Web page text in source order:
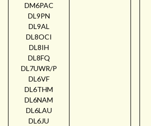
DM6PAC
DL9PN
DL9AL
DL8OCI
DL8IH
DL8FQ
DL7UWR/P
DL6VF
DL6THM
DL6NAM
DL6LAU
DL6JU